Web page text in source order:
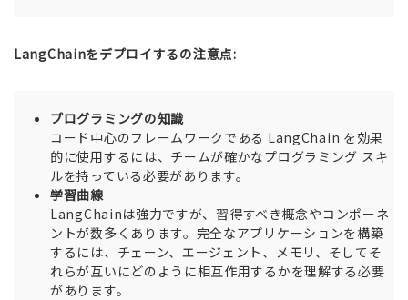
LangChainをデプロイするの注意点:
プログラミングの知識
コード中心のフレームワークである LangChain を効果
的に使用するには、チームが確かなプログラミング スキ
ルを持っている必要があります。
学習曲線
LangChainは強力ですが、習得すべき概念やコンポーネ
ントが数多くあります。完全なアプリケーションを構築
するには、チェーン、エージェント、メモリ、そしてそ
れらが互いにどのように相互作用するかを理解する必要
があります。